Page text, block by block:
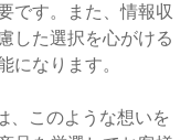
です。また、情報収
した選択を心がける
になります。
、このような想いを